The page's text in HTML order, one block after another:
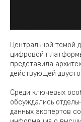
Центральной темой
цифровой
представила
действующей
Среди ключевых
обсуждались
данных экспертов